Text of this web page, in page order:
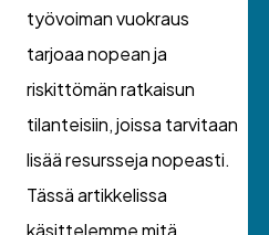
työvoiman vuokraus
tarjoaa nopean ja
riskittömän ratkaisun
tilanteisiin, joissa tarvitaan
lisää resursseja nopeasti.
Tässä artikkelissa
käsittelemme mitä